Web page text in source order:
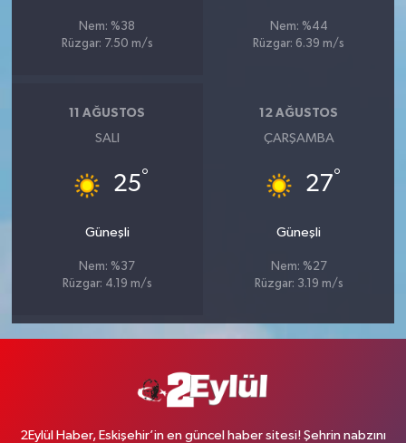
Nem: %38
Rüzgar: 7.50 m/s
Nem: %44
Rüzgar: 6.39 m/s
11 AĞUSTOS
SALI
25°
Güneşli
Nem: %37
Rüzgar: 4.19 m/s
12 AĞUSTOS
ÇARŞAMBA
27°
Güneşli
Nem: %27
Rüzgar: 3.19 m/s
2Eylül Haber, Eskişehir’in en güncel haber sitesi! Şehrin nabzını